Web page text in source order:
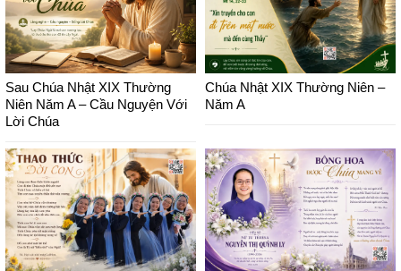
Sau Chúa Nhật XIX Thường
Niên Năm A – Cầu Nguyện Với
Lời Chúa
Chúa Nhật XIX Thường Niên –
Năm A